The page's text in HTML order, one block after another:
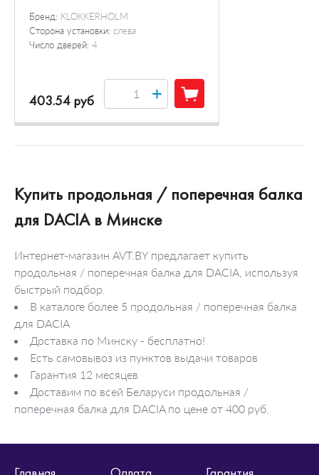
Бренд: KLOKKERHOLM
Сторона установки: слева
Число дверей: 4
403.54 руб +
Купить продольная / поперечная балка
для DACIA в Минске
Интернет-магазин AVT.BY предлагает купить
продольная / поперечная балка для DACIA, используя
быстрый подбор.
В каталоге более 5 продольная / поперечная балка
для DACIA
Доставка по Минску - бесплатно!
Есть самовывоз из пунктов выдачи товаров
Гарантия 12 месяцев
Доставим по всей Беларуси продольная /
поперечная балка для DACIA по цене от 400 руб.